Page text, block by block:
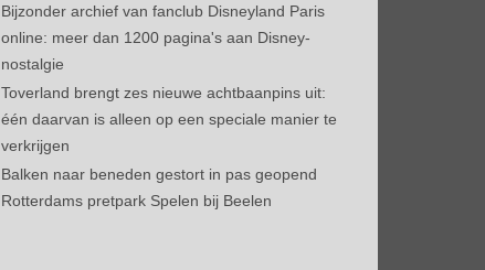
Bijzonder archief van fanclub Disneyland Paris
online: meer dan 1200 pagina's aan Disney-
nostalgie
Toverland brengt zes nieuwe achtbaanpins uit:
één daarvan is alleen op een speciale manier te
verkrijgen
Balken naar beneden gestort in pas geopend
Rotterdams pretpark Spelen bij Beelen